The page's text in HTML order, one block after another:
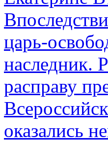
царь-
наследник.
расправу
оказались